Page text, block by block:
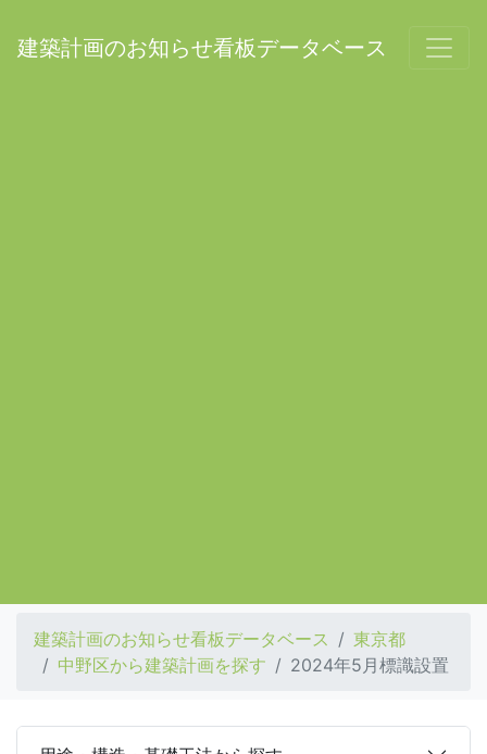
建築計画のお知らせ看板データベース
建築計画のお知らせ看板データベース
東京都
中野区から建築計画を探す
2024年5月標識設置